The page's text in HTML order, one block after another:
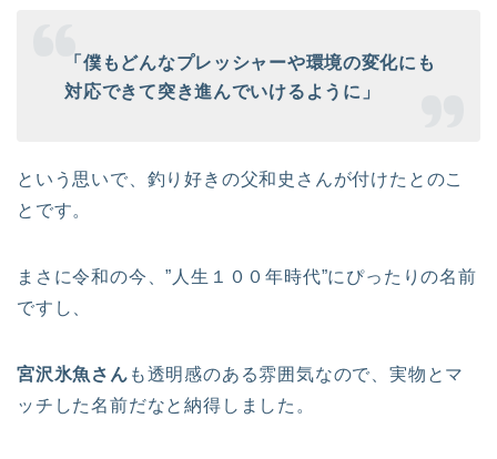
「僕もどんなプレッシャーや環境の変化にも
対応できて突き進んでいけるように」
という思いで、釣り好きの父和史さんが付けたとのこ
とです。
まさに令和の今、”人生１００年時代”にぴったりの名前
ですし、
宮沢氷魚さん も透明感のある雰囲気なので、実物とマ
ッチした名前だなと納得しました。